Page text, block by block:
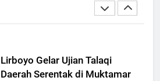
Ponpes Lirboyo yang Selesai
Lirboyo Gelar Ujian Talaqi
Daerah Serentak di Muktamar